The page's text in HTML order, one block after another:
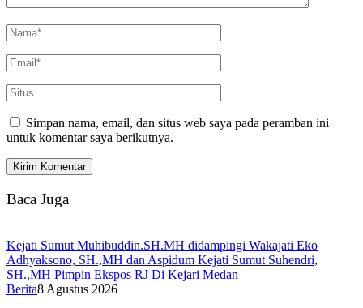
Simpan nama, email, dan situs web saya pada peramban ini
untuk komentar saya berikutnya.
Baca Juga
Kejati Sumut Muhibuddin.SH.MH didampingi Wakajati Eko
Adhyaksono, SH.,MH dan Aspidum Kejati Sumut Suhendri,
SH.,MH Pimpin Ekspos RJ Di Kejari Medan
Berita8 Agustus 2026